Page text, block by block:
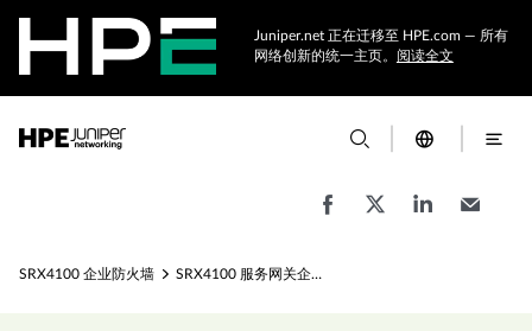
Juniper.net 正在迁移至 HPE.com — 所有
网络创新的统一主页。 阅读全文
SRX4100 企业防火墙 SRX4100 服务网关企业防火墙规格